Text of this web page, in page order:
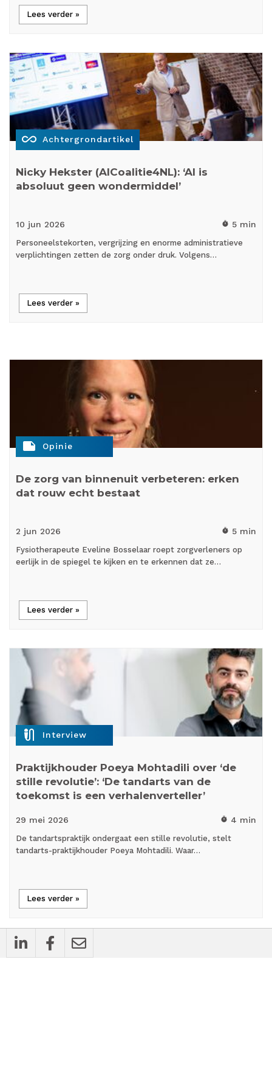
Lees verder »
all_inclusive Achtergrondartikel
Nicky Hekster (AICoalitie4NL): ‘AI is
absoluut geen wondermiddel’
10 jun 2026 timer 5 min
Personeelstekorten, vergrijzing en enorme administratieve
verplichtingen zetten de zorg onder druk. Volgens…
Lees verder »
note Opinie
De zorg van binnenuit verbeteren: erken
dat rouw echt bestaat
2 jun 2026 timer 5 min
Fysiotherapeute Eveline Bosselaar roept zorgverleners op
eerlijk in de spiegel te kijken en te erkennen dat ze…
Lees verder »
mic_external_on Interview
Praktijkhouder Poeya Mohtadili over ‘de
stille revolutie’: ‘De tandarts van de
toekomst is een verhalenverteller’
29 mei 2026 timer 4 min
De tandartspraktijk ondergaat een stille revolutie, stelt
tandarts-praktijkhouder Poeya Mohtadili. Waar…
Lees verder »